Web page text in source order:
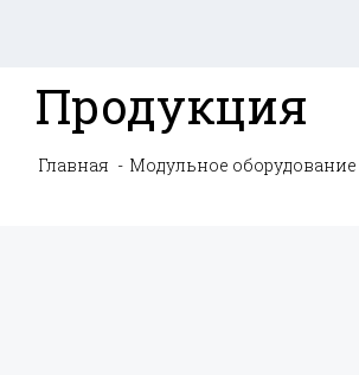
Продукция
Главная Модульное оборудование